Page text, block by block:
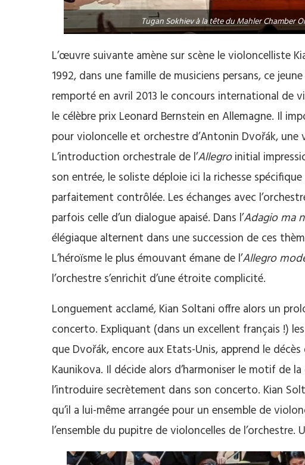
Tugan Sokhiev à la tête du Mahler Chamber
L’œuvre suivante amène sur scène le violoncelliste
1992, dans une famille de musiciens persans, ce
remporté en avril 2013 le concours international de
le célèbre prix Leonard Bernstein en Allemagne. Il
pour violoncelle et orchestre d’Antonin Dvořák,
L’introduction orchestrale de l’Allegroinitial
son entrée, le soliste déploie ici la richesse
parfaitement contrôlée. Les échanges avec
parfois celle d’un dialogue apaisé. Dans l’Adagio ma
élégiaque alternent dans une succession de ces
L’héroïsme le plus émouvant émane de l’Allegro
l’orchestre s’enrichit d’une étroite complicité.
Longuement acclamé, Kian Soltani offre alors un
concerto. Expliquant (dans un excellent français !)
que Dvořák, encore aux Etats-Unis, apprend le
Kaunikova. Il décide alors d’harmoniser le motif de
l’introduire secrètement dans son concerto. Kian
qu’il a lui-même arrangée pour un ensemble de
l’ensemble du pupitre de violoncelles de